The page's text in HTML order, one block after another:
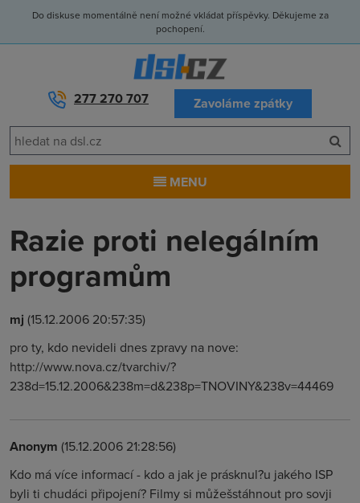
Do diskuse momentálně není možné vkládat příspěvky. Děkujeme za
pochopení.
277 270 707 Zavoláme zpátky
MENU
Razie proti nelegálním
programům
mj (15.12.2006 20:57:35)
pro ty, kdo nevideli dnes zpravy na nove:
http://www.nova.cz/tvarchiv/?
238d=15.12.2006&238m=d&238p=TNOVINY&238v=44469
Anonym (15.12.2006 21:28:56)
Kdo má více informací - kdo a jak je prásknul?u jakého ISP
byli ti chudáci připojení? Filmy si můžešstáhnout pro sovji